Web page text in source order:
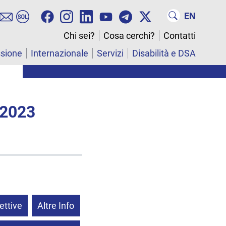
EN
Chi sei?
Cosa cerchi?
Contatti
Internazionale Servizi Disabilità e DSA
Altre Info